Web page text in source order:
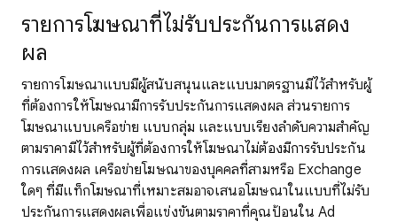
รายการโฆษณาที่ไม่รับประกันการแสดง
ผล
รายการโฆษณาแบบมีผู้สนับสนุนและแบบมาตรฐานมีไว้สำหรับผู้
ที่ต้องการให้โฆษณามีการรับประกันการแสดงผล ส่วนรายการ
โฆษณาแบบเครือข่าย แบบกลุ่ม และแบบเรียงลำดับความสำคัญ
ตามราคามีไว้สำหรับผู้ที่ต้องการให้โฆษณาไม่ต้องมีการรับประกัน
การแสดงผล เครือข่ายโฆษณาของบุคคลที่สามหรือ Exchange
ใดๆ ที่มีแท็กโฆษณาที่เหมาะสมอาจเสนอโฆษณาในแบบที่ไม่รับ
ประกันการแสดงผลเพื่อแข่งขันตามราคาที่คุณป้อนใน Ad